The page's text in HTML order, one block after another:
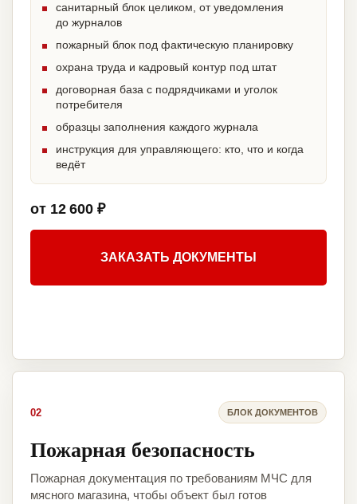
санитарный блок целиком, от уведомления
до журналов
пожарный блок под фактическую планировку
охрана труда и кадровый контур под штат
договорная база с подрядчиками и уголок
потребителя
образцы заполнения каждого журнала
инструкция для управляющего: кто, что и когда
ведёт
от 12 600 ₽
ЗАКАЗАТЬ ДОКУМЕНТЫ
02 БЛОК ДОКУМЕНТОВ
Пожарная безопасность
Пожарная документация по требованиям МЧС для
мясного магазина, чтобы объект был готов